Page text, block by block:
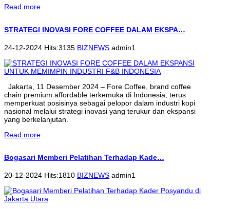
Read more
STRATEGI INOVASI FORE COFFEE DALAM EKSPA…
24-12-2024 Hits:3135 BIZNEWS admin1
Jakarta, 11 Desember 2024 – Fore Coffee, brand coffee
chain premium affordable terkemuka di Indonesia, terus
memperkuat posisinya sebagai pelopor dalam industri kopi
nasional melalui strategi inovasi yang terukur dan ekspansi
yang berkelanjutan.
Read more
Bogasari Memberi Pelatihan Terhadap Kade…
20-12-2024 Hits:1810 BIZNEWS admin1